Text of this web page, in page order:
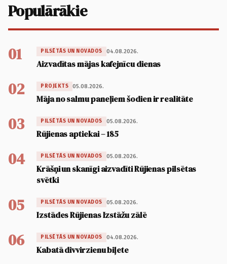
Populārākie
01 PILSĒTĀS UN NOVADOS 04.08.2026.
Aizvadītas mājas kafejnīcu dienas
02 PROJEKTS 05.08.2026.
Māja no salmu paneļiem šodien ir realitāte
03 PILSĒTĀS UN NOVADOS 05.08.2026.
Rūjienas aptiekai – 185
04 PILSĒTĀS UN NOVADOS 05.08.2026.
Krāšņi un skanīgi aizvadīti Rūjienas pilsētas
svētki
05 PILSĒTĀS UN NOVADOS 05.08.2026.
Izstādes Rūjienas Izstāžu zālē
06 PILSĒTĀS UN NOVADOS 04.08.2026.
Kabatā divvirzienu biļete